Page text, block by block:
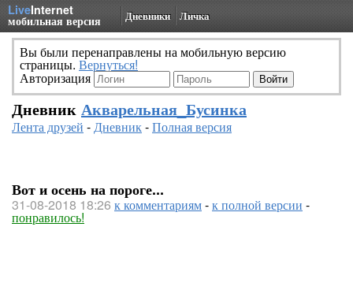
LiveInternet
мобильная версия Дневники Личка
Вы были перенаправлены на мобильную версию
страницы. Вернуться!
Авторизация
Дневник Акварельная_Бусинка
Лента друзей -Дневник-Полная версия
Вот и осень на пороге...
31-08-2018 18:26 к комментариям-к полной версии -
понравилось!